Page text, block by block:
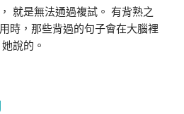
就是無法通過複試。 有背熟之
時，那些背過的句子會在大腦裡
說的。